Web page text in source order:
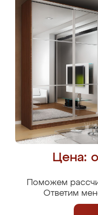
Цена:
Поможем
Ответим